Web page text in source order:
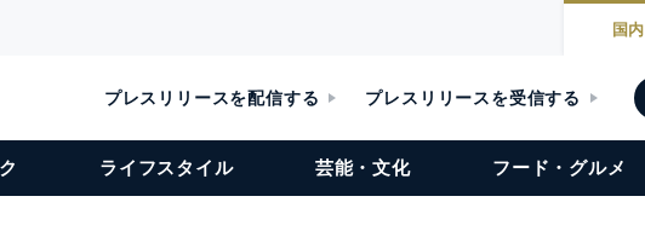
国内
プレスリリースを配信する プレスリリースを受信する
ライフスタイル 芸能・文化 フード・グルメ